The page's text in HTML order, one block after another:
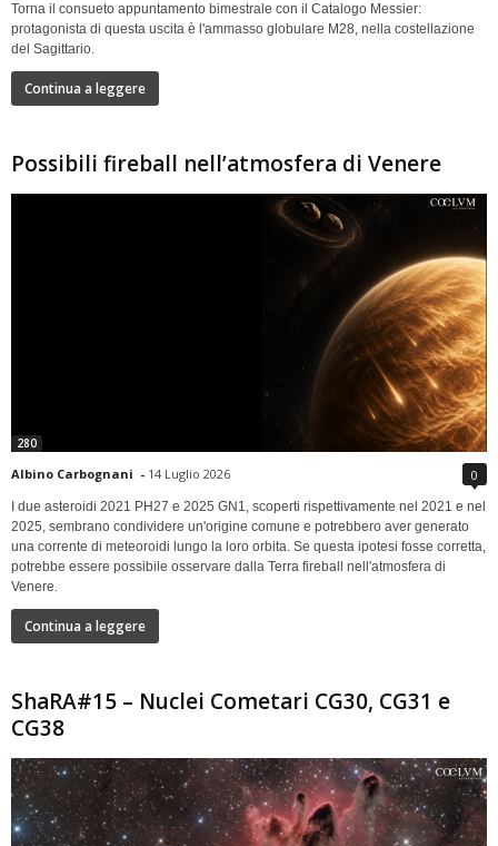
Torna il consueto appuntamento bimestrale con il Catalogo Messier:
protagonista di questa uscita è l'ammasso globulare M28, nella costellazione
del Sagittario.
Continua a leggere
Possibili fireball nell’atmosfera di Venere
280
Albino Carbognani - 14 Luglio 2026 0
I due asteroidi 2021 PH27 e 2025 GN1, scoperti rispettivamente nel 2021 e nel
2025, sembrano condividere un'origine comune e potrebbero aver generato
una corrente di meteoroidi lungo la loro orbita. Se questa ipotesi fosse corretta,
potrebbe essere possibile osservare dalla Terra fireball nell'atmosfera di
Venere.
Continua a leggere
ShaRA#15 – Nuclei Cometari CG30, CG31 e
CG38